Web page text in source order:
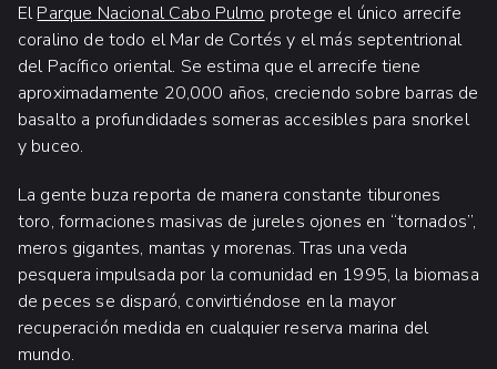
ElParque Nacional Cabo Pulmo protege el único arrecife
coralino de todo el Mar de Cortés y el más septentrional
del Pacífico oriental. Se estima que el arrecife tiene
aproximadamente 20,000 años, creciendo sobre barras de
basalto a profundidades someras accesibles para snorkel
y buceo.
La gente buza reporta de manera constante tiburones
toro, formaciones masivas de jureles ojones en “tornados”,
meros gigantes, mantas y morenas. Tras una veda
pesquera impulsada por la comunidad en 1995, la biomasa
de peces se disparó, convirtiéndose en la mayor
recuperación medida en cualquier reserva marina del
mundo.